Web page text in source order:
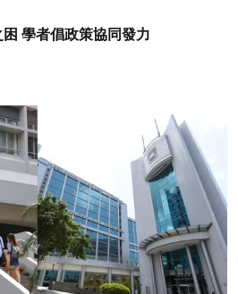
學者倡政策協同發力